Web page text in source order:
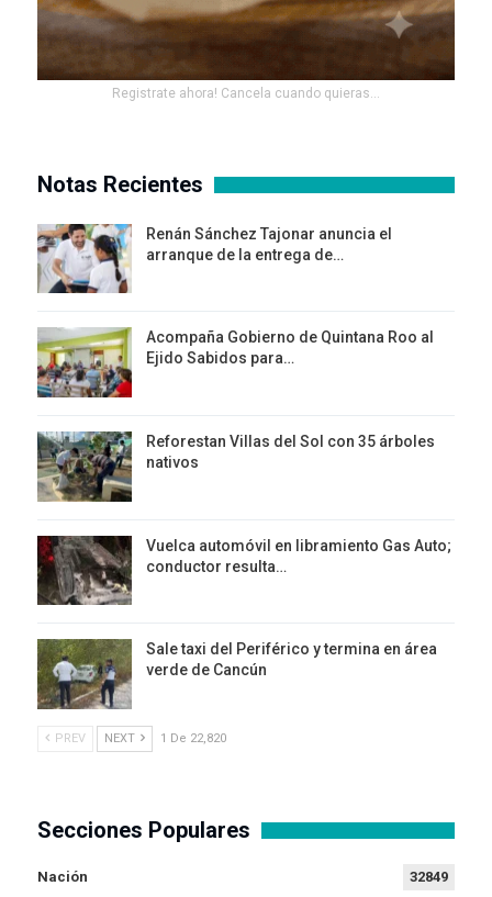
Registrate ahora! Cancela cuando quieras...
Notas Recientes
Renán Sánchez Tajonar anuncia el
arranque de la entrega de…
Acompaña Gobierno de Quintana Roo al
Ejido Sabidos para…
Reforestan Villas del Sol con 35 árboles
nativos
Vuelca automóvil en libramiento Gas Auto;
conductor resulta…
Sale taxi del Periférico y termina en área
verde de Cancún
PREV NEXT 1 De 22,820
Secciones Populares
Nación 32849